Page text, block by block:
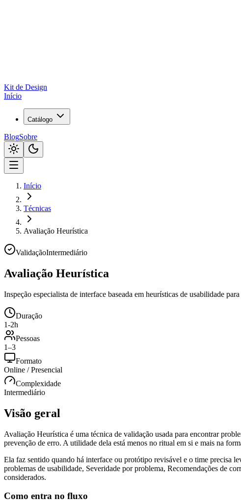
Kit de Design
Início
Catálogo
BlogSobre
Início
Técnicas
Avaliação Heurística
ValidaçãoIntermediário
Avaliação Heurística
Inspeção especialista de interface baseada em heurísticas de usabilidade
Duração
1-2h
Pessoas
1–3
Formato
Online / Presencial
Complexidade
Intermediário
Visão geral
Avaliação Heurística é uma técnica de validação usada para encontrar
prevenção de erro. A utilidade dela está menos no ritual em si e mais na
Ela faz sentido quando há interface ou protótipo revisável e o time precisa
problemas de usabilidade, Severidade por problema, Recomendações de
considerados.
Como entra no fluxo